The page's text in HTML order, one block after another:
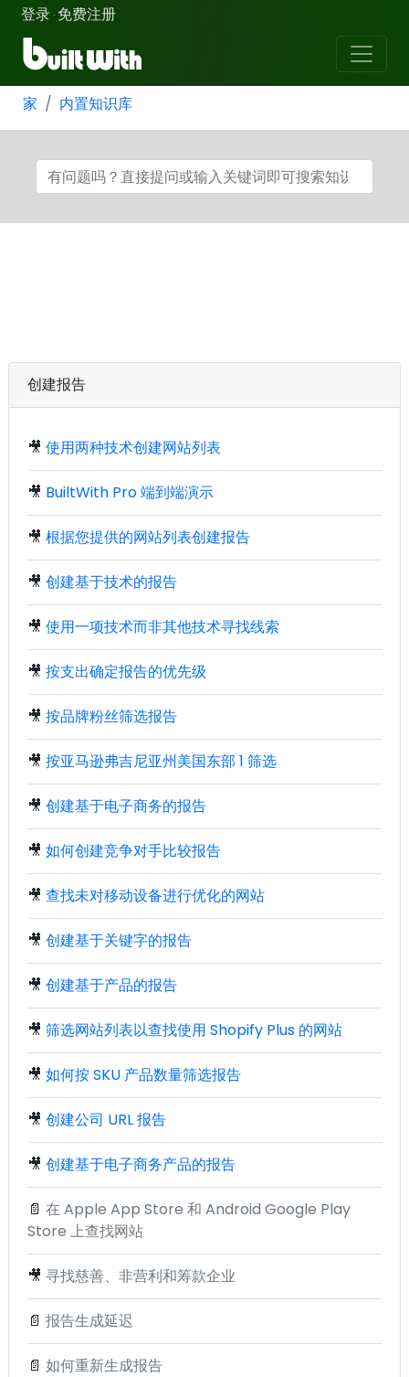
登录 · 免费注册
家 内置知识库
创建报告
🎥 使用两种技术创建网站列表
🎥 BuiltWith Pro 端到端演示
🎥 根据您提供的网站列表创建报告
🎥 创建基于技术的报告
🎥 使用一项技术而非其他技术寻找线索
🎥 按支出确定报告的优先级
🎥 按品牌粉丝筛选报告
🎥 按亚马逊弗吉尼亚州美国东部 1 筛选
🎥 创建基于电子商务的报告
🎥 如何创建竞争对手比较报告
🎥 查找未对移动设备进行优化的网站
🎥 创建基于关键字的报告
🎥 创建基于产品的报告
🎥 筛选网站列表以查找使用 Shopify Plus 的网站
🎥 如何按 SKU 产品数量筛选报告
🎥 创建公司 URL 报告
🎥 创建基于电子商务产品的报告
📄 在 Apple App Store 和 Android Google Play
Store 上查找网站
🎥 寻找慈善、非营利和筹款企业
📄 报告生成延迟
📄 如何重新生成报告